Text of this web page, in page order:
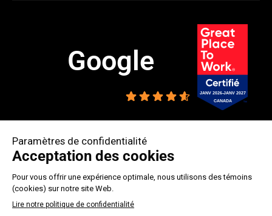
Google
ESPACE CLIENT
CMMTQ/CMEQ 8286-4695-15